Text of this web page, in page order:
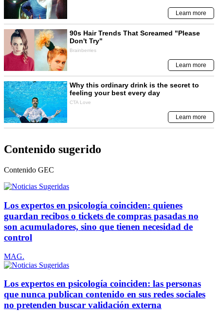
Contenido sugerido
Contenido GEC
Los expertos en psicología coinciden: quienes
guardan recibos o tickets de compras pasadas no
son acumuladores, sino que tienen necesidad de
control
MAG.
Los expertos en psicología coinciden: las personas
que nunca publican contenido en sus redes sociales
no pretenden buscar validación externa